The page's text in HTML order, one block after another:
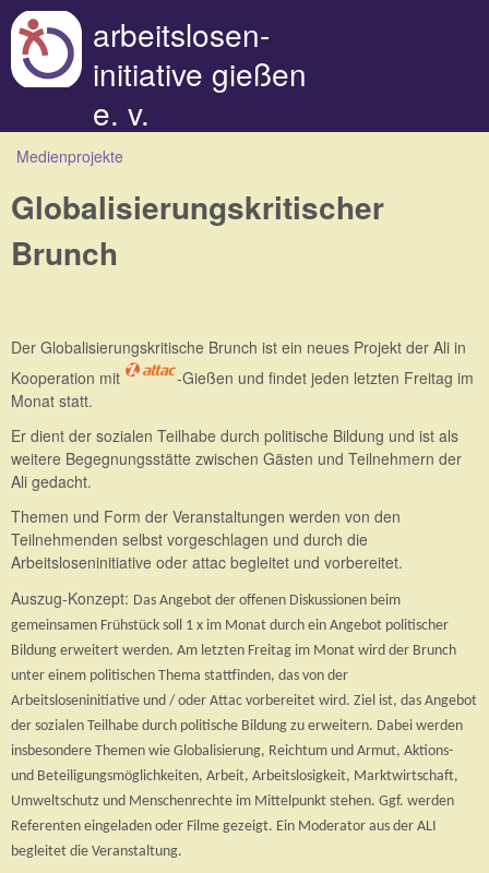
arbeitslosen-
initiative gießen
e. v.
Sie sind hier
Medienprojekte
Globalisierungskritischer
Brunch
Der Globalisierungskritische Brunch ist ein neues Projekt der Ali in
Kooperation mit
-Gießen und findet jeden letzten Freitag im
Monat statt.
Er dient der sozialen Teilhabe durch politische Bildung und ist als
weitere Begegnungsstätte zwischen Gästen und Teilnehmern der
Ali gedacht.
Themen und Form der Veranstaltungen werden von den
Teilnehmenden selbst vorgeschlagen und durch die
Arbeitsloseninitiative oder attac begleitet und vorbereitet.
Auszug-Konzept: Das Angebot der offenen Diskussionen beim
gemeinsamen Frühstück soll 1 x im Monat durch ein Angebot politischer
Bildung erweitert werden. Am letzten Freitag im Monat wird der Brunch
unter einem politischen Thema stattfinden, das von der
Arbeitsloseninitiative und / oder Attac vorbereitet wird. Ziel ist, das Angebot
der sozialen Teilhabe durch politische Bildung zu erweitern. Dabei werden
insbesondere Themen wie Globalisierung, Reichtum und Armut, Aktions-
und Beteiligungsmöglichkeiten, Arbeit, Arbeitslosigkeit, Marktwirtschaft,
Umweltschutz und Menschenrechte im Mittelpunkt stehen. Ggf. werden
Referenten eingeladen oder Filme gezeigt. Ein Moderator aus der ALI
begleitet die Veranstaltung.